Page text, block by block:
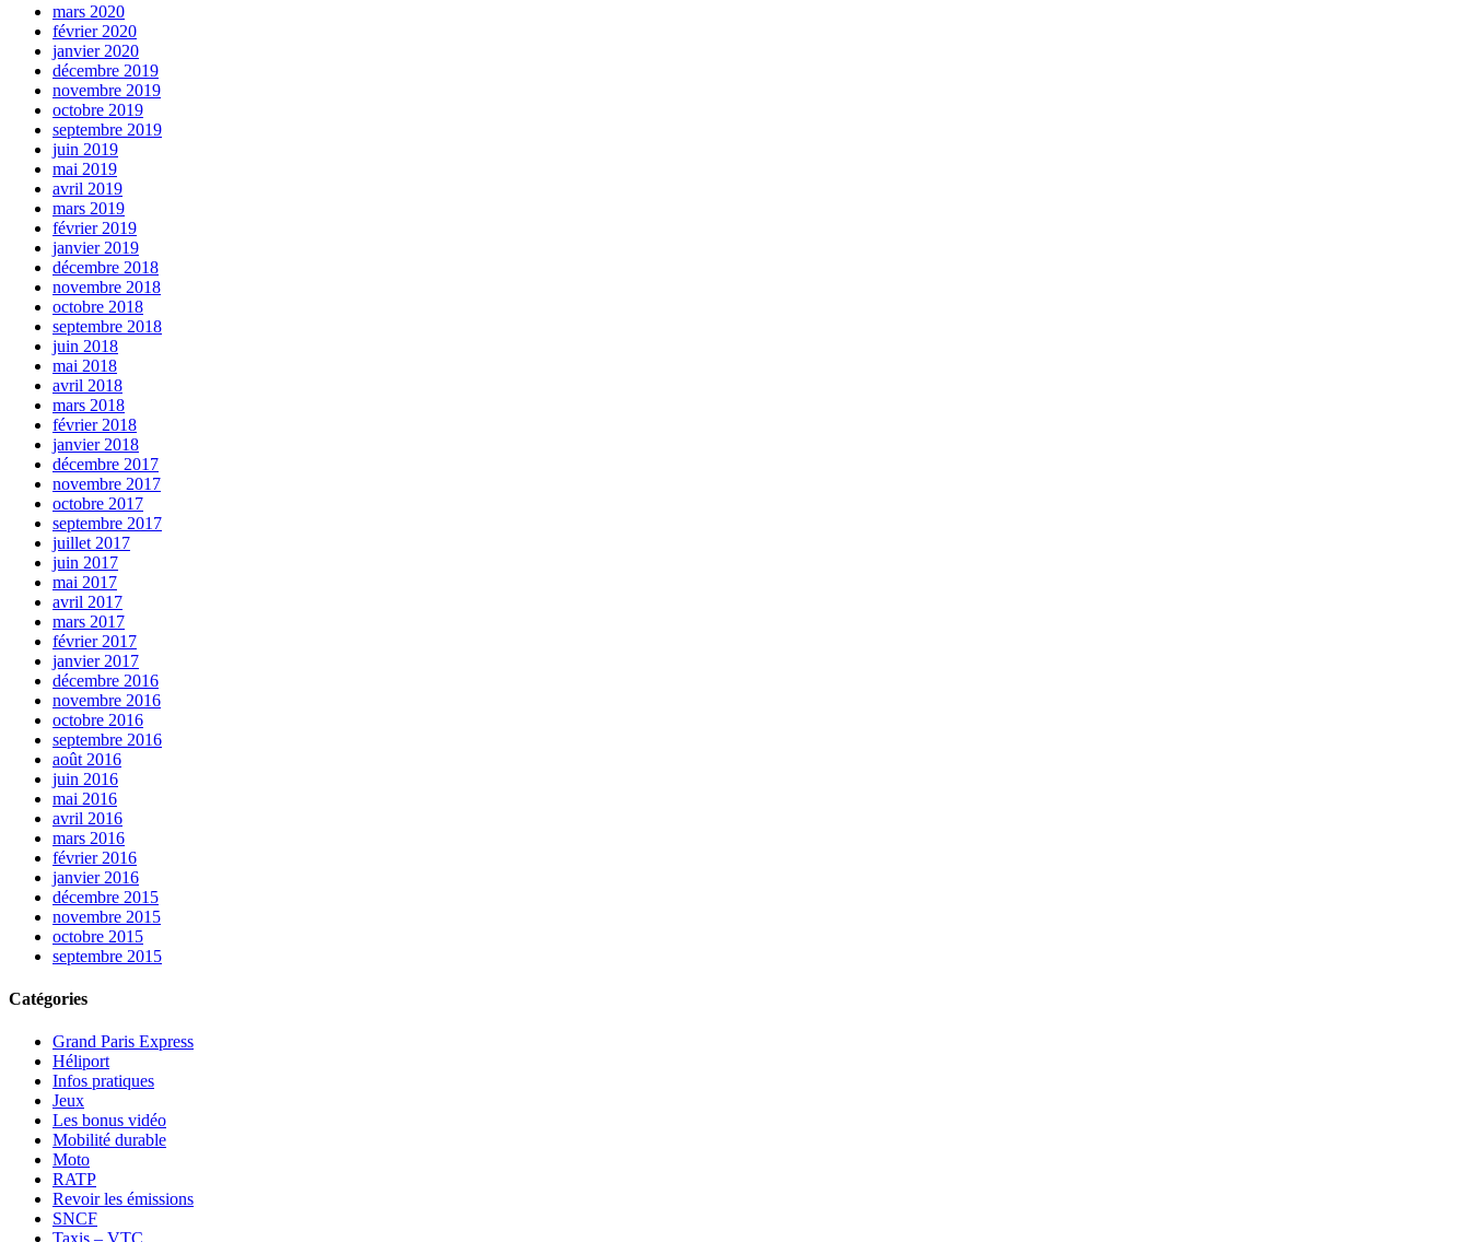
mars 2020
février 2020
janvier 2020
décembre 2019
novembre 2019
octobre 2019
septembre 2019
juin 2019
mai 2019
avril 2019
mars 2019
février 2019
janvier 2019
décembre 2018
novembre 2018
octobre 2018
septembre 2018
juin 2018
mai 2018
avril 2018
mars 2018
février 2018
janvier 2018
décembre 2017
novembre 2017
octobre 2017
septembre 2017
juillet 2017
juin 2017
mai 2017
avril 2017
mars 2017
février 2017
janvier 2017
décembre 2016
novembre 2016
octobre 2016
septembre 2016
août 2016
juin 2016
mai 2016
avril 2016
mars 2016
février 2016
janvier 2016
décembre 2015
novembre 2015
octobre 2015
septembre 2015
Catégories
Grand Paris Express
Héliport
Infos pratiques
Jeux
Les bonus vidéo
Mobilité durable
Moto
RATP
Revoir les émissions
SNCF
Taxis – VTC